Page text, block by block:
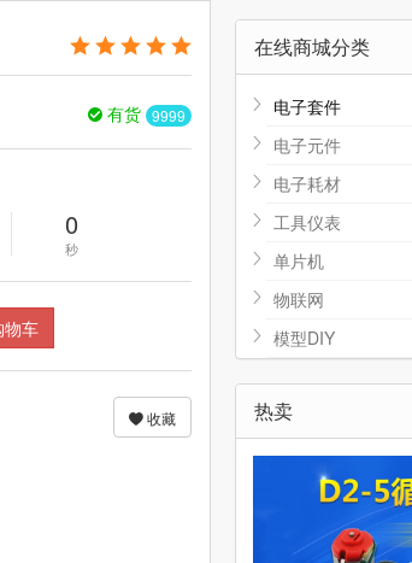
有货 9999
0
秒
物车
收藏
在线商城分类
电子套件
电子元件
电子耗材
工具仪表
单片机
物联网
模型DIY
热卖